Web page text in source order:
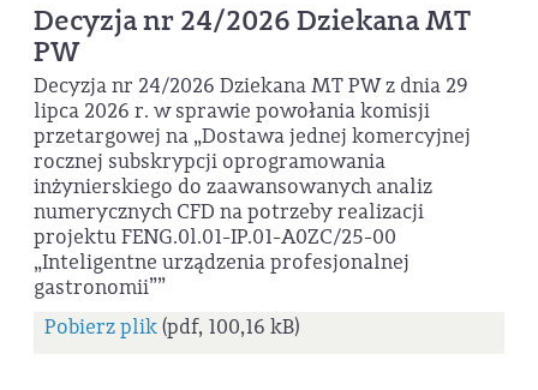
Decyzja nr 24/2026 Dziekana MT
PW
Decyzja nr 24/2026 Dziekana MT PW z dnia 29
lipca 2026 r. w sprawie powołania komisji
przetargowej na „Dostawa jednej komercyjnej
rocznej subskrypcji oprogramowania
inżynierskiego do zaawansowanych analiz
numerycznych CFD na potrzeby realizacji
projektu FENG.0l.01-IP.01-A0ZC/25-00
„Inteligentne urządzenia profesjonalnej
gastronomii””
Pobierz plik(pdf, 100,16 kB)